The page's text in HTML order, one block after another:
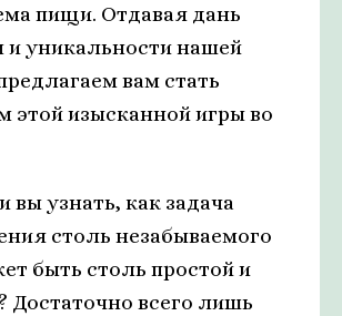
пищи. Отдавая дань
и уникальности нашей
вам стать
этой изысканной игры во
вы узнать, как задача
столь незабываемого
быть столь простой и
Достаточно всего лишь